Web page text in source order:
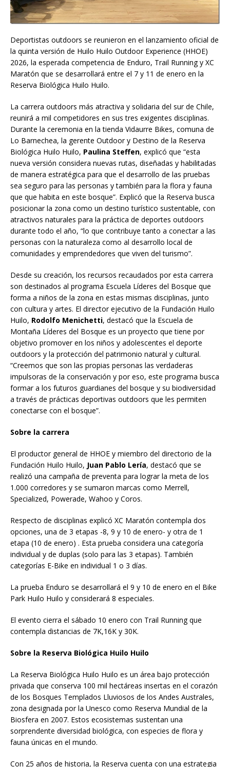
Deportistas outdoors se reunieron en el lanzamiento oficial de
la quinta versión de Huilo Huilo Outdoor Experience (HHOE)
2026, la esperada competencia de Enduro, Trail Running y XC
Maratón que se desarrollará entre el 7 y 11 de enero en la
Reserva Biológica Huilo Huilo.
La carrera outdoors más atractiva y solidaria del sur de Chile,
reunirá a mil competidores en sus tres exigentes disciplinas.
Durante la ceremonia en la tienda Vidaurre Bikes, comuna de
Lo Barnechea, la gerente Outdoor y Destino de la Reserva
Biológica Huilo Huilo, Paulina Steffen, explicó que “esta
nueva versión considera nuevas rutas, diseñadas y habilitadas
de manera estratégica para que el desarrollo de las pruebas
sea seguro para las personas y también para la flora y fauna
que que habita en este bosque”. Explicó que la Reserva busca
posicionar la zona como un destino turístico sustentable, con
atractivos naturales para la práctica de deportes outdoors
durante todo el año, “lo que contribuye tanto a conectar a las
personas con la naturaleza como al desarrollo local de
comunidades y emprendedores que viven del turismo”.
Desde su creación, los recursos recaudados por esta carrera
son destinados al programa Escuela Líderes del Bosque que
forma a niños de la zona en estas mismas disciplinas, junto
con cultura y artes. El director ejecutivo de la Fundación Huilo
Huilo, Rodolfo Menichetti, destacó que la Escuela de
Montaña Líderes del Bosque es un proyecto que tiene por
objetivo promover en los niños y adolescentes el deporte
outdoors y la protección del patrimonio natural y cultural.
“Creemos que son las propias personas las verdaderas
impulsoras de la conservación y por eso, este programa busca
formar a los futuros guardianes del bosque y su biodiversidad
a través de prácticas deportivas outdoors que les permiten
conectarse con el bosque”.
Sobre la carrera
El productor general de HHOE y miembro del directorio de la
Fundación Huilo Huilo, Juan Pablo Lería, destacó que se
realizó una campaña de preventa para lograr la meta de los
1.000 corredores y se sumaron marcas como Merrell,
Specialized, Powerade, Wahoo y Coros.
Respecto de disciplinas explicó XC Maratón contempla dos
opciones, una de 3 etapas -8, 9 y 10 de enero- y otra de 1
etapa (10 de enero) . Esta prueba considera una categoría
individual y de duplas (solo para las 3 etapas). También
categorías E-Bike en individual 1 o 3 días.
La prueba Enduro se desarrollará el 9 y 10 de enero en el Bike
Park Huilo Huilo y considerará 8 especiales.
El evento cierra el sábado 10 enero con Trail Running que
contempla distancias de 7K,16K y 30K.
Sobre la Reserva Biológica Huilo Huilo
La Reserva Biológica Huilo Huilo es un área bajo protección
privada que conserva 100 mil hectáreas insertas en el corazón
de los Bosques Templados Lluviosos de los Andes Australes,
zona designada por la Unesco como Reserva Mundial de la
Biosfera en 2007. Estos ecosistemas sustentan una
sorprendente diversidad biológica, con especies de flora y
fauna únicas en el mundo.
Con 25 años de historia, la Reserva cuenta con una estrategia